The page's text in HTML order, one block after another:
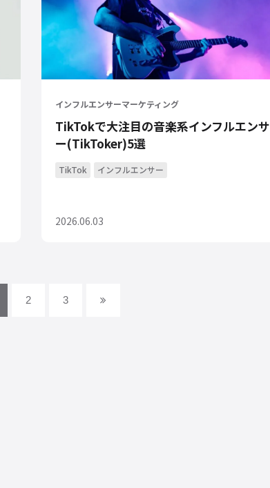
インフルエンサーマーケティング
TikTokで大注目の音楽系インフルエンサ
ー(TikToker)5選
TikTok インフルエンサー
2026.06.03
2 3